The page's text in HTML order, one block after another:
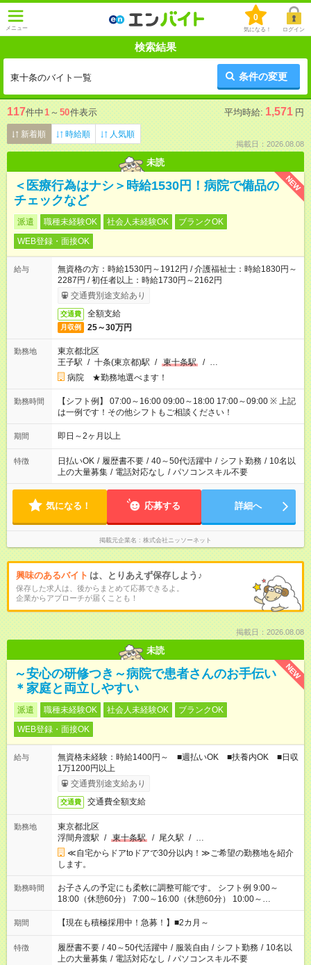
メニュー
0
気になる！ ログイン
検索結果
東十条のバイト一覧 条件の変更
117件中1 ～ 50件表示 平均時給: 1,571 円
新着順 時給順 人気順
掲載日：2026.08.08
未読
NEW
＜医療行為はナシ＞時給1530円！病院で備品の
チェックなど
派遣 職種未経験OK 社会人未経験OK
ブランクOK
WEB登録・面接OK
給与
無資格の方：時給1530円～1912円 / 介護福祉士：時給1830円～
2287円 / 初任者以上：時給1730円～2162円
交通費別途支給あり
交通費 全額支給
月収例 25～30万円
勤務地
東京都北区
王子駅 / 十条(東京都)駅 / 東十条駅 / …
病院 ★勤務地選べます！
勤務時間
【シフト例】 07:00～16:00 09:00～18:00 17:00～09:00 ※ 上記
は一例です！その他シフトもご相談ください！
期間 即日～2ヶ月以上
特徴 日払いOK / 履歴書不要 / 40～50代活躍中 / シフト勤務 / 10名以
上の大量募集 / 電話対応なし / パソコンスキル不要
気になる！ 応募する 詳細へ
掲載元企業名 株式会社ニッソーネット
興味のあるバイト は、とりあえず保存しよう♪
保存した求人は、後からまとめて応募できるよ。
企業からアプローチが届くことも！
掲載日：2026.08.08
未読
NEW
～安心の研修つき～病院で患者さんのお手伝い
＊家庭と両立しやすい
派遣 職種未経験OK 社会人未経験OK
ブランクOK
WEB登録・面接OK
給与
無資格未経験：時給1400円～ ■週払いOK ■扶養内OK ■日収
1万1200円以上
交通費別途支給あり
交通費 交通費全額支給
勤務地
東京都北区
浮間舟渡駅 / 東十条駅 / 尾久駅 / …
≪自宅からドアtoドアで30分以内！≫ご希望の勤務地を紹介
します。
勤務時間
お子さんの予定にも柔軟に調整可能です。 シフト例 9:00～
18:00（休憩60分） 7:00～16:00（休憩60分） 10:00～
19:00（休憩60分） ※Wワーク希望の方へ 今ご覧のお仕事で希
望する勤務時間と、もう1つのお仕事の勤務時間の合計が 週40
期間 【現在も積極採用中！急募！】■2カ月～
特徴 履歴書不要 / 40～50代活躍中 / 服装自由 / シフト勤務 / 10名以
上の大量募集 / 電話対応なし / パソコンスキル不要